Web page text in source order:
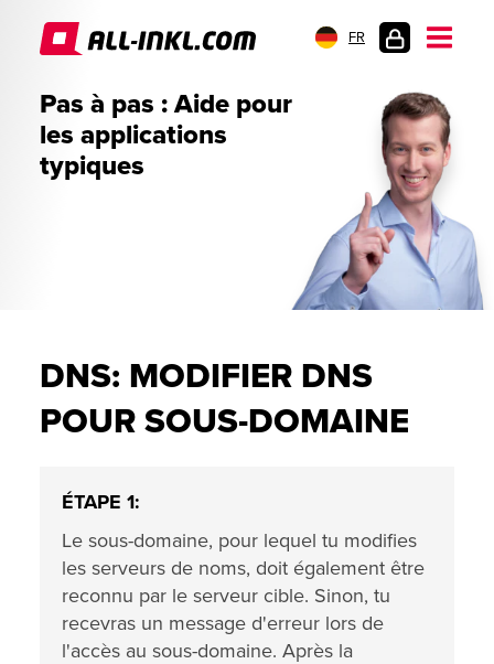
FR
Pas à pas : Aide pour
les applications
typiques
DNS: MODIFIER DNS
POUR SOUS-DOMAINE
ÉTAPE 1:
Le sous-domaine, pour lequel tu modifies
les serveurs de noms, doit également être
reconnu par le serveur cible. Sinon, tu
recevras un message d'erreur lors de
l'accès au sous-domaine. Après la